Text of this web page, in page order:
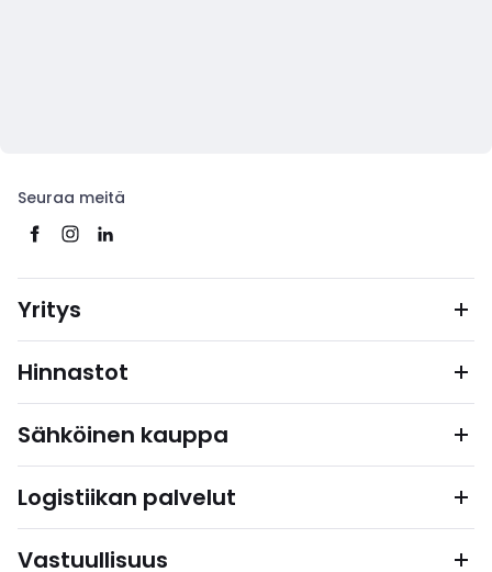
Seuraa meitä
Yritys
Hinnastot
Sähköinen kauppa
Logistiikan palvelut
Vastuullisuus